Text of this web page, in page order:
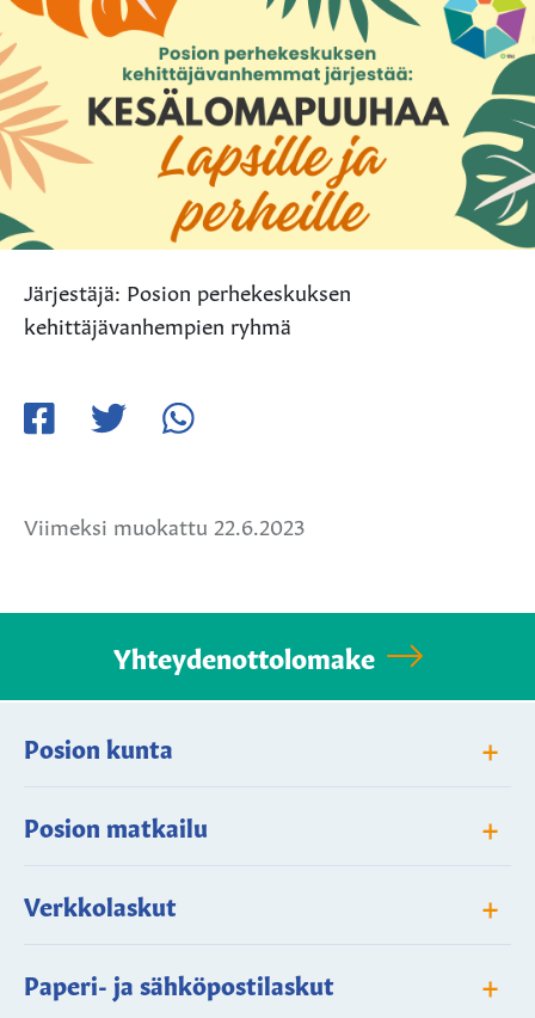
Järjestäjä: Posion perhekeskuksen
kehittäjävanhempien ryhmä
Viimeksi muokattu 22.6.2023
Yhteydenottolomake
Posion kunta +
Posion matkailu +
Verkkolaskut +
Paperi- ja sähköpostilaskut +